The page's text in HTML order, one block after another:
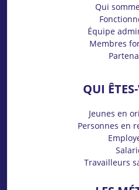
Qui
Équipe
Membres
QUI
Jeunes en
Personnes en
Travailleurs